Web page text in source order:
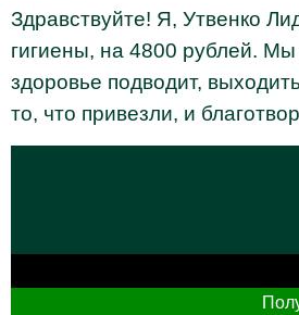
Здравствуйте! Я, Утвенко
гигиены, на 4800 рублей. Мы
здоровье подводит,
то, что привезли, и